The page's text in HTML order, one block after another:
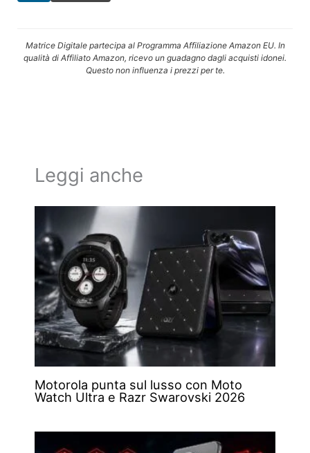
Matrice Digitale partecipa al Programma Affiliazione Amazon EU. In
qualità di Affiliato Amazon, ricevo un guadagno dagli acquisti idonei.
Questo non influenza i prezzi per te.
Leggi anche
Motorola punta sul lusso con Moto
Watch Ultra e Razr Swarovski 2026